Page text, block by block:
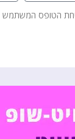
הטופס המשתמש